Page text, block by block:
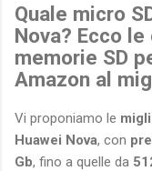
Quale micro
Nova? Ecco
memorie SD
Amazon al
Vi proponiamo le
Huawei Nova, con
Gb, fino a quelle da